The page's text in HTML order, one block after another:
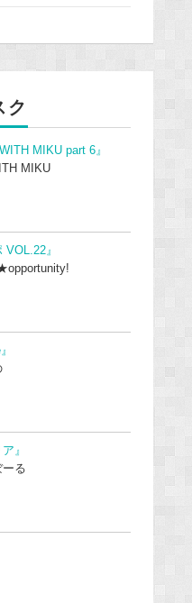
ク
MIKU part 6』
MIKU
VOL.22』
』
る